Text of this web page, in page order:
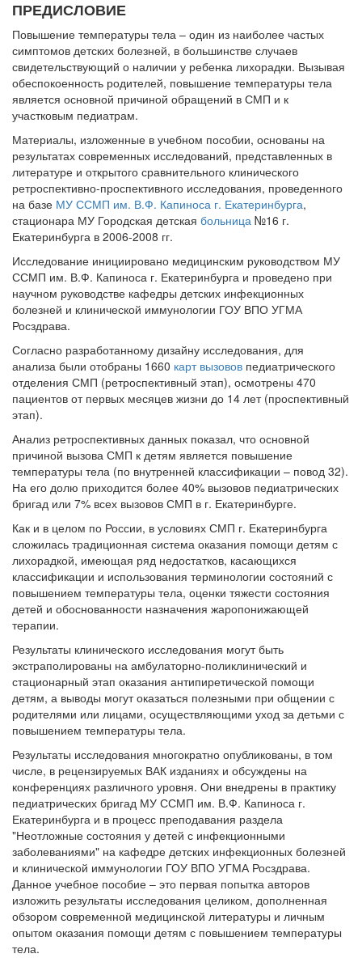
ПРЕДИСЛОВИЕ
Повышение температуры тела – один из наиболее частых
симптомов детских болезней, в большинстве случаев
свидетельствующий о наличии у ребенка лихорадки. Вызывая
обеспокоенность родителей, повышение температуры тела
является основной причиной обращений в СМП и к
участковым педиатрам.
Материалы, изложенные в учебном пособии, основаны на
результатах современных исследований, представленных в
литературе и открытого сравнительного клинического
ретроспективно-проспективного исследования, проведенного
на базе МУ ССМП им. В.Ф. Капиноса г. Екатеринбурга,
стационара МУ Городская детская больница №16 г.
Екатеринбурга в 2006-2008 гг.
Исследование инициировано медицинским руководством МУ
ССМП им. В.Ф. Капиноса г. Екатеринбурга и проведено при
научном руководстве кафедры детских инфекционных
болезней и клинической иммунологии ГОУ ВПО УГМА
Росздрава.
Согласно разработанному дизайну исследования, для
анализа были отобраны 1660 карт вызовов педиатрического
отделения СМП (ретроспективный этап), осмотрены 470
пациентов от первых месяцев жизни до 14 лет (проспективный
этап).
Анализ ретроспективных данных показал, что основной
причиной вызова СМП к детям является повышение
температуры тела (по внутренней классификации – повод 32).
На его долю приходится более 40% вызовов педиатрических
бригад или 7% всех вызовов СМП в г. Екатеринбурге.
Как и в целом по России, в условиях СМП г. Екатеринбурга
сложилась традиционная система оказания помощи детям с
лихорадкой, имеющая ряд недостатков, касающихся
классификации и использования терминологии состояний с
повышением температуры тела, оценки тяжести состояния
детей и обоснованности назначения жаропонижающей
терапии.
Результаты клинического исследования могут быть
экстраполированы на амбулаторно-поликлинический и
стационарный этап оказания антипиретической помощи
детям, а выводы могут оказаться полезными при общении с
родителями или лицами, осуществляющими уход за детьми с
повышением температуры тела.
Результаты исследования многократно опубликованы, в том
числе, в рецензируемых ВАК изданиях и обсуждены на
конференциях различного уровня. Они внедрены в практику
педиатрических бригад МУ ССМП им. В.Ф. Капиноса г.
Екатеринбурга и в процесс преподавания раздела
"Неотложные состояния у детей с инфекционными
заболеваниями" на кафедре детских инфекционных болезней
и клинической иммунологии ГОУ ВПО УГМА Росздрава.
Данное учебное пособие – это первая попытка авторов
изложить результаты исследования целиком, дополненная
обзором современной медицинской литературы и личным
опытом оказания помощи детям с повышением температуры
тела.